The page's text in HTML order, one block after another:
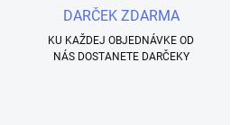
DARČEK ZDARMA
KU KAŽDEJ OBJEDNÁVKE OD
NÁS DOSTANETE DARČEKY